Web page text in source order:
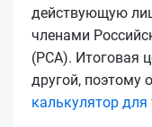
действующую
членами
(РСА). Итоговая
другой, поэтому
калькулятор для